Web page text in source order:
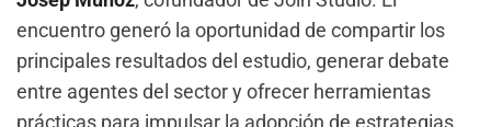
encuentro generó la oportunidad de compartir los
principales resultados del estudio, generar debate
entre agentes del sector y ofrecer herramientas
prácticas para impulsar la adopción de estrategias